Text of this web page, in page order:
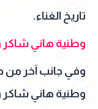
تاريخ الغناء.
وطنية هاني شاكر
وفي جانب آخر
وطنية هاني شاكر